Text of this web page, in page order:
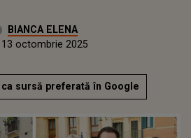
BIANCA ELENA
13 octombrie 2025
sursă preferată în Google